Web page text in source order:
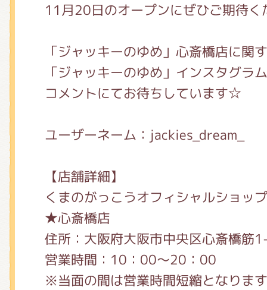
11月20日のオープンにぜひご期待く
「ジャッキーのゆめ」心斎橋店に関
「ジャッキーのゆめ」インスタグラ
コメントにてお待ちしています☆
ユーザーネーム：jackies_dream_
【店舗詳細】
くまのがっこうオフィシャルショッ
★心斎橋店
住所：大阪府大阪市中央区心斎橋
営業時間：10：00～20：00
※当面の間は営業時間短縮となります